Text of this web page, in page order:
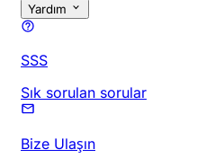
Yardım
SSS
Sık sorulan sorular
Bize Ulaşın